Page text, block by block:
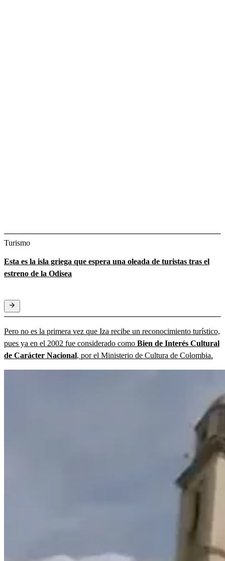
Turismo
Esta es la isla griega que espera una oleada de turistas tras el
estreno de la Odisea
Pero no es la primera vez que Iza recibe un reconocimiento turístico,
pues ya en el 2002 fue considerado como Bien de Interés Cultural
de Carácter Nacional, por el Ministerio de Cultura de Colombia.